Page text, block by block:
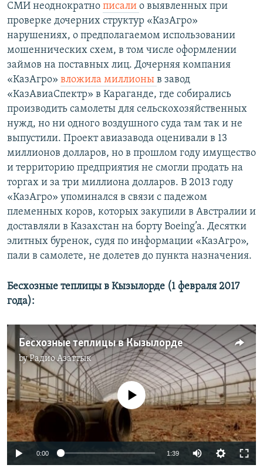
СМИ неоднократно писали о выявленных при
проверке дочерних структур «КазАгро»
нарушениях, о предполагаемом использовании
мошеннических схем, в том числе оформлении
займов на поставных лиц. Дочерняя компания
«КазАгро» вложила миллионы в завод
«КазАвиаСпектр» в Караганде, где собирались
производить самолеты для сельскохозяйственных
нужд, но ни одного воздушного суда там так и не
выпустили. Проект авиазавода оценивали в 13
миллионов долларов, но в прошлом году имущество
и территорию предприятия не смогли продать на
торгах и за три миллиона долларов. В 2013 году
«КазАгро» упоминался в связи с падежом
племенных коров, которых закупили в Австралии и
доставляли в Казахстан на борту Boeing’a. Десятки
элитных буренок, судя по информации «КазАгро»,
пали в самолете, не долетев до пункта назначения.
Бесхозные теплицы в Кызылорде (1 февраля 2017
года):
Бесхозные теплицы в Кызылорде
byРадио Азаттык
No media source currently available
0:00 1:39